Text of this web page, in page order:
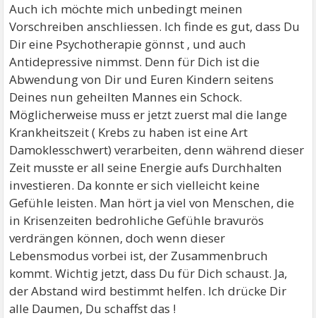
Auch ich möchte mich unbedingt meinen
Vorschreiben anschliessen. Ich finde es gut, dass Du
Dir eine Psychotherapie gönnst , und auch
Antidepressive nimmst. Denn für Dich ist die
Abwendung von Dir und Euren Kindern seitens
Deines nun geheilten Mannes ein Schock.
Möglicherweise muss er jetzt zuerst mal die lange
Krankheitszeit ( Krebs zu haben ist eine Art
Damoklesschwert) verarbeiten, denn während dieser
Zeit musste er all seine Energie aufs Durchhalten
investieren. Da konnte er sich vielleicht keine
Gefühle leisten. Man hört ja viel von Menschen, die
in Krisenzeiten bedrohliche Gefühle bravurös
verdrängen können, doch wenn dieser
Lebensmodus vorbei ist, der Zusammenbruch
kommt. Wichtig jetzt, dass Du für Dich schaust. Ja,
der Abstand wird bestimmt helfen. Ich drücke Dir
alle Daumen, Du schaffst das !